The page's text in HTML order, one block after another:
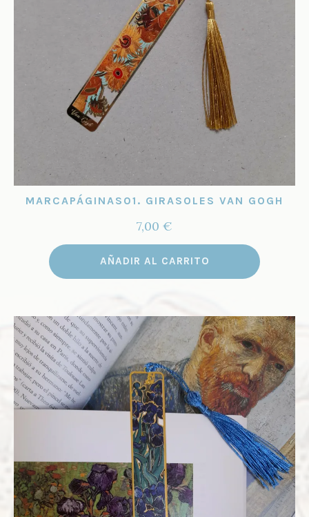
MARCAPÁGINAS01. GIRASOLES VAN GOGH
7,00 €
AÑADIR AL CARRITO